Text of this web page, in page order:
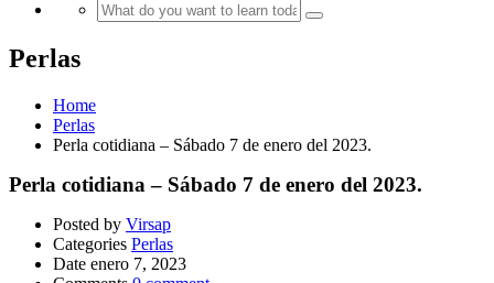
Perlas
Home
Perlas
Perla cotidiana – Sábado 7 de enero del 2023.
Perla cotidiana – Sábado 7 de enero del 2023.
Posted by Virsap
Categories Perlas
Date enero 7, 2023